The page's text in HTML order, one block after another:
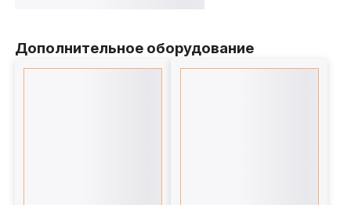
Дополнительное оборудование